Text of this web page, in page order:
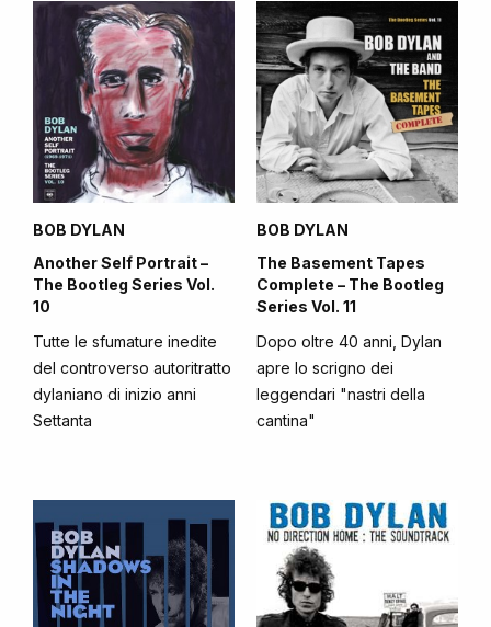
BOB DYLAN
Another Self Portrait –
The Bootleg Series Vol.
10
Tutte le sfumature inedite
del controverso autoritratto
dylaniano di inizio anni
Settanta
BOB DYLAN
The Basement Tapes
Complete – The Bootleg
Series Vol. 11
Dopo oltre 40 anni, Dylan
apre lo scrigno dei
leggendari "nastri della
cantina"